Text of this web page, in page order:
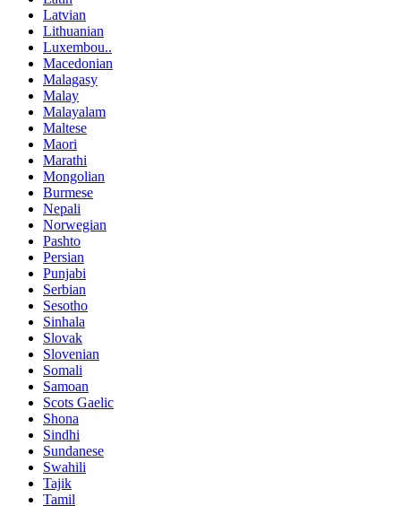
Latvian
Lithuanian
Luxembou..
Macedonian
Malagasy
Malay
Malayalam
Maltese
Maori
Marathi
Mongolian
Burmese
Nepali
Norwegian
Pashto
Persian
Punjabi
Serbian
Sesotho
Sinhala
Slovak
Slovenian
Somali
Samoan
Scots Gaelic
Shona
Sindhi
Sundanese
Swahili
Tajik
Tamil